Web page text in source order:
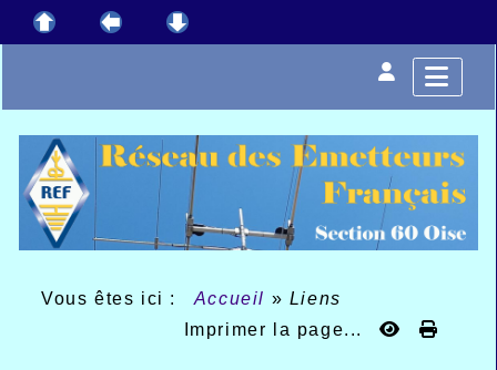
Vous êtes ici : Accueil » Liens
Imprimer la page...